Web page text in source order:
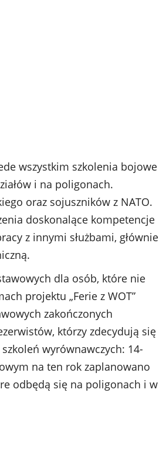
wszystkim szkolenia bojowe
i na poligonach.
oraz sojuszników z NATO.
doskonalące kompetencje
z innymi służbami, głównie
dla osób, które nie
projektu „Ferie z WOT”
zakończonych
którzy zdecydują się
wyrównawczych: 14-
na ten rok zaplanowano
odbędą się na poligonach i w